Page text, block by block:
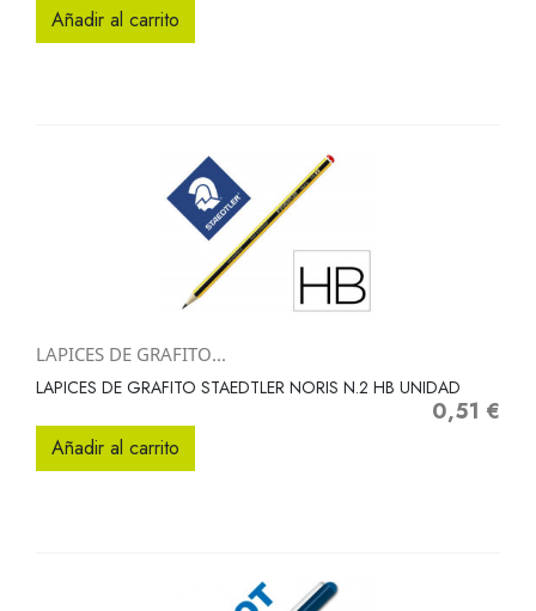
Añadir al carrito
LAPICES DE GRAFITO...
LAPICES DE GRAFITO STAEDTLER NORIS N.2 HB UNIDAD
Precio
0,51 €
Añadir al carrito